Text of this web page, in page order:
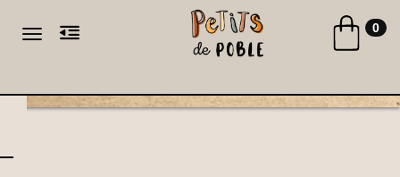
Toggle navigation
Toggle 0